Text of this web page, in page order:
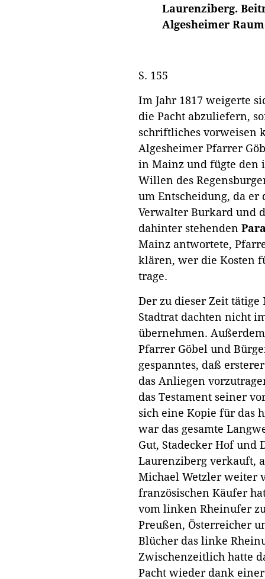
Laurenziberg.
Algesheimer
S. 155
Im Jahr 1817 weigerte
die Pacht abzuliefern,
schriftliches vorweisen
Algesheimer Pfarrer
in Mainz und fügte den
Willen des
um Entscheidung, da er
Verwalter Burkard und
dahinter stehenden
Mainz antwortete,
klären, wer die Kosten
trage.
Der zu dieser Zeit
Stadtrat dachten nicht
übernehmen.
Pfarrer Göbel und
gespanntes, daß
das Anliegen
das Testament seiner
sich eine Kopie für das
war das gesamte
Gut, Stadecker Hof und
Laurenziberg verkauft,
Michael Wetzler weiter
französischen Käufer
vom linken Rheinufer
Preußen, Österreicher
Blücher das linke
Zwischenzeitlich hatte
Pacht wieder dank